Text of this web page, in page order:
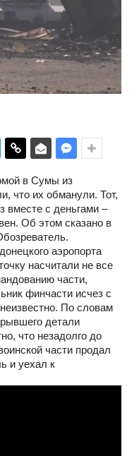
в Сумы из
что их обманули. Тот,
вместе с деньгами –
Об этом сказано в
аэропорта
насчитали не все
части,
финчасти исчез с
По словам
детали
что незадолго до
части продал
и уехал к